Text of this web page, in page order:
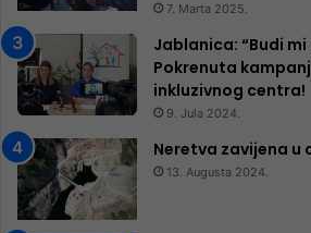
7. Marta 2025.
Jablanica: “Budi
Pokrenuta
inkluzivnog centra!
9. Jula 2024.
Neretva zavijena u
13. Augusta 2024.